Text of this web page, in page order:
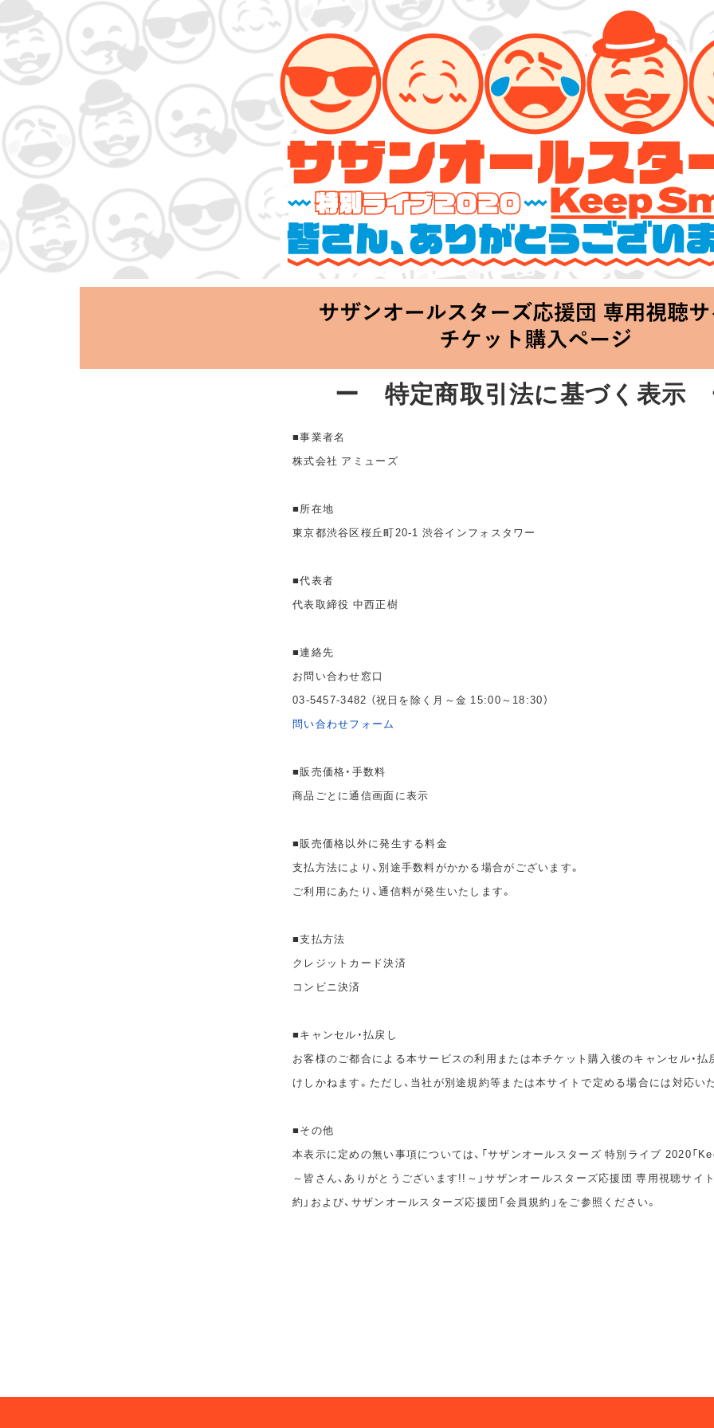
サザンオールスターズ 特別ライブ 2020
「Keep Smilin’～皆さん、ありがとうございます!!～」
2020.06.25 Thu 20:00 Start at 横浜アリーナ
ー 特定商取引法に基づく表示
■事業者名
株式会社 アミューズ
■所在地
東京都渋谷区桜丘町20-1 渋谷インフォスタワー
■代表者
代表取締役 中西正樹
■連絡先
お問い合わせ窓口
03-5457-3482 （祝日を除く月～金 15:00～18:30）
問い合わせフォーム
■販売価格・手数料
商品ごとに通信画面に表示
■販売価格以外に発生する料金
支払方法により、別途手数料がかかる場合がございます。
ご利用にあたり、通信料が発生いたします。
■支払方法
クレジットカード決済
コンビニ決済
■キャンセル・払戻し
お客様のご都合による本サービスの利用または本チケット購入後のキャンセル・払
けしかねます。ただし、当社が別途規約等または本サイトで定める場合には対応い
■その他
本表示に定めの無い事項については、「サザンオールスターズ 特別ライブ 2020「
～皆さん、ありがとうございます!!～」サザンオールスターズ応援団 専用視聴サ
約」および、サザンオールスターズ応援団「会員規約」をご参照ください。